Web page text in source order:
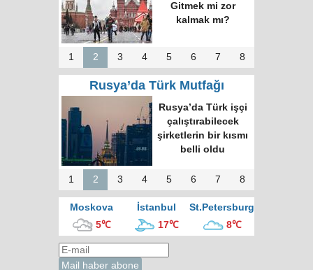
Gitmek mi zor
kalmak mı?
1 2 3 4 5 6 7 8
Rusya’da Türk Mutfağı
Rusya’da Türk işçi
çalıştırabilecek
şirketlerin bir kısmı
belli oldu
1 2 3 4 5 6 7 8
Moskova İstanbul
St.Petersburg
5℃
17℃ 8℃